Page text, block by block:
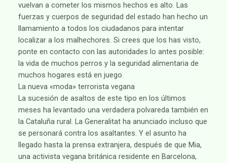
vuelvan a cometer los mismos hechos es alto. Las
fuerzas y cuerpos de seguridad del estado han hecho un
llamamiento a todos los ciudadanos para intentar
localizar a los malhechores. Si crees que los has visto,
ponte en contacto con las autoridades lo antes posible:
la vida de muchos perros y la seguridad alimentaria de
muchos hogares está en juego.
La nueva «moda» terrorista vegana
La sucesión de asaltos de este tipo en los últimos
meses ha levantado una verdadera polvareda también en
la Cataluña rural. La Generalitat ha anunciado incluso que
se personará contra los asaltantes. Y el asunto ha
llegado hasta la prensa extranjera, después de que Mia,
una activista vegana británica residente en Barcelona,